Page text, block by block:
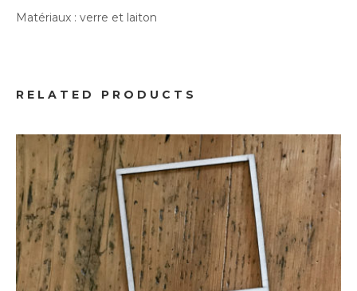
Matériaux : verre et laiton
RELATED PRODUCTS
Carte Polaroïd Love